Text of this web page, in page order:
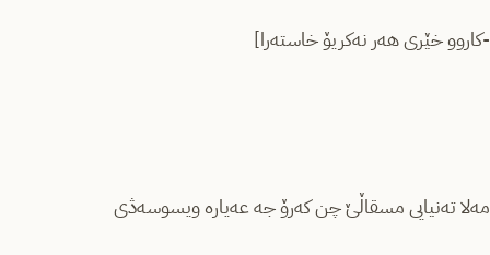
-کاروو خێری هەر نەکریۆ خاستەرا]
مەلا تەنیایی مسقاڵێ چن کەرۆ جە عەیارە ویسوسەڎی